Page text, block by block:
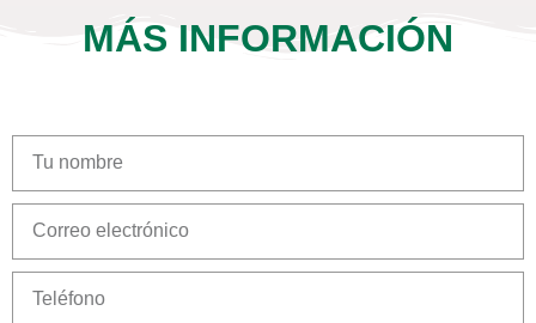
MÁS INFORMACIÓN